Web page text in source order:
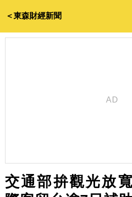
＜東森財經新聞
交通部拚觀光放